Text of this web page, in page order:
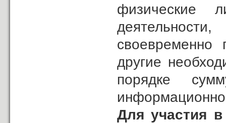
физические
другие
порядке
Для участия в